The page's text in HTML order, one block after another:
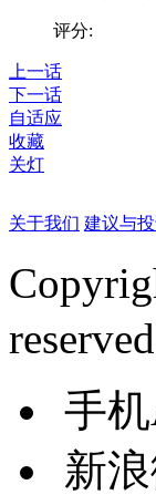
评分:
上一话
下一话
自适应
收藏
关灯
关于我们 建议与
reserved
手
新